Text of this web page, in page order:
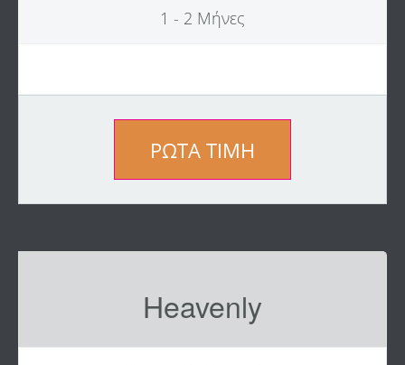
1 - 2 Μήνες
ΡΏΤΑ ΤΙΜΉ
Heavenly